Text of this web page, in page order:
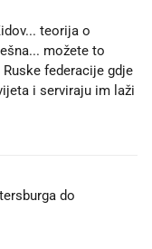
teorija o
možete to
federacije gdje
i serviraju im laži
do